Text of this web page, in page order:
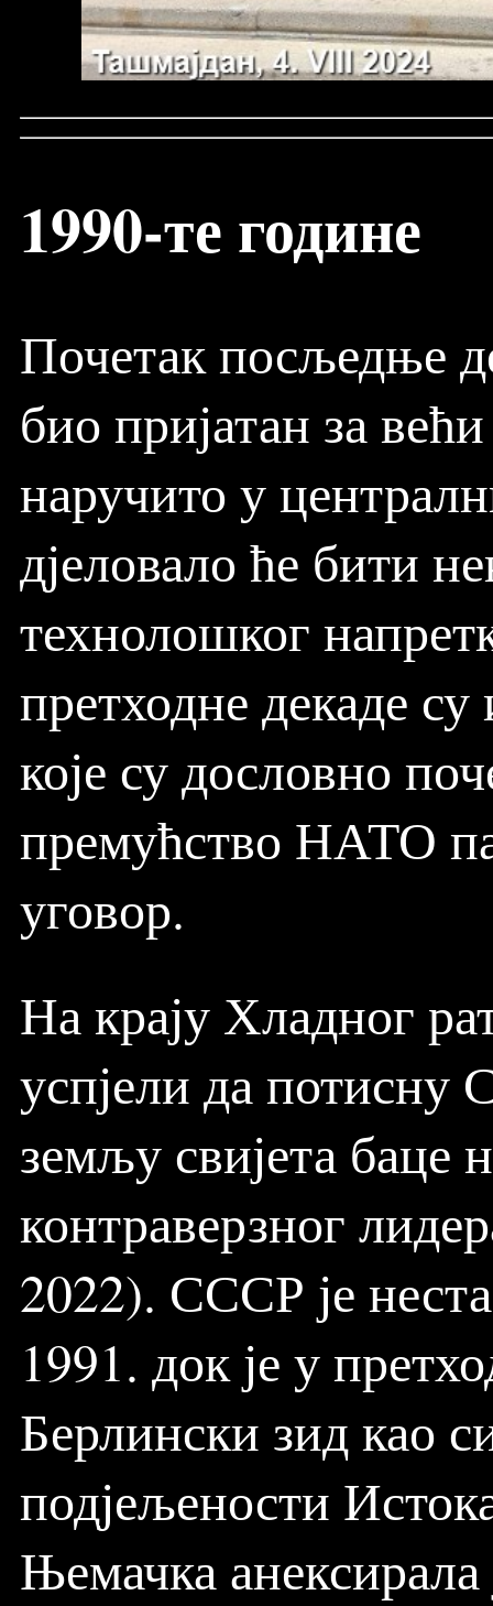
1990-те године
Почетак посљедње
био пријатан за
наручито у
дјеловало ће бити
технолошког
претходне декаде
које су дословно
премућство НАТО
уговор.
На крају Хладног
успјели да потисну
земљу свијета баце
контраверзног
2022). СССР је
1991. док је у
Берлински зид као
подјељености
Њемачка